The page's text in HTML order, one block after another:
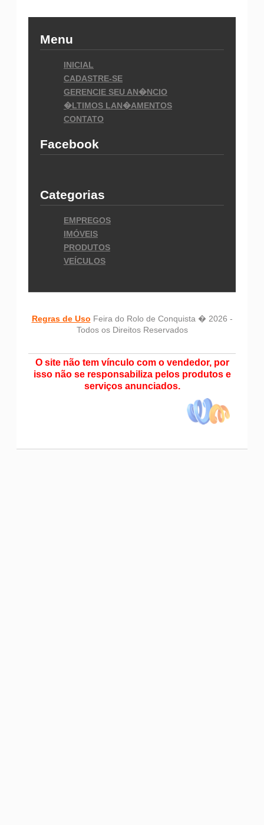
Menu
INICIAL
CADASTRE-SE
GERENCIE SEU AN�NCIO
�LTIMOS LAN�AMENTOS
CONTATO
Facebook
Categorias
EMPREGOS
IMÓVEIS
PRODUTOS
VEÍCULOS
Regras de Uso Feira do Rolo de Conquista � 2026 -
Todos os Direitos Reservados
O site não tem vínculo com o vendedor, por
isso não se responsabiliza pelos produtos e
serviços anunciados.